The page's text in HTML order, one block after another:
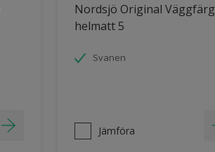
Nordsjö Original Väggfärg
helmatt 5
Svanen
Jämföra